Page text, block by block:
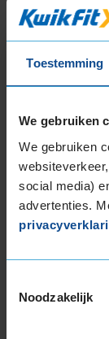
Toestemming
We gebruiken
We gebruiken
social media)
advertenties.
Noodzakelijk
195/55R16 87H
195/55R16 87T
195/55R16
195/55R16
195/65R16 92V
205/45R16
205/45R16
205/55R16
205/55R16 91W
205/60R16 92H